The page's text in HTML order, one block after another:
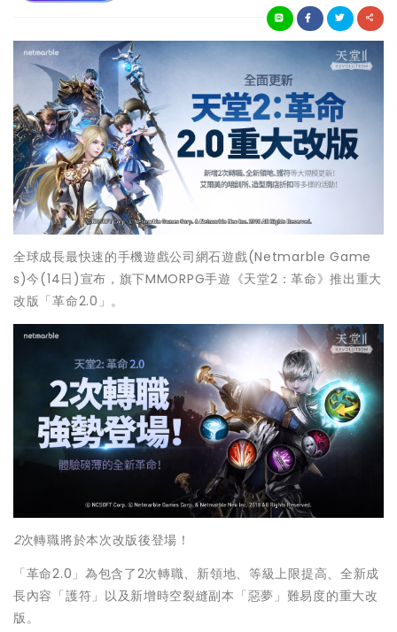
全球成長最快速的手機遊戲公司網石遊戲(Netmarble Game
s)今(14日)宣布，旗下MMORPG手遊《天堂2：革命》推出重大
改版「革命2.0」。
2次轉職將於本次改版後登場！
「革命2.0」為包含了2次轉職、新領地、等級上限提高、全新成
長內容「護符」以及新增時空裂縫副本「惡夢」難易度的重大改
版。